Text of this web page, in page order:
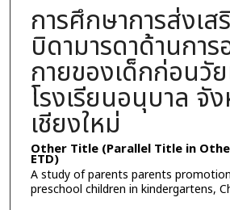
การศึกษาการส่งเส
บิดามารดาด้านกา
กายของเด็กก่อนวั
โรงเรียนอนุบาล จั
เชียงใหม่
Other Title (Parallel Title in
ETD)
A study of parents parents
preschool children in kindergartens,